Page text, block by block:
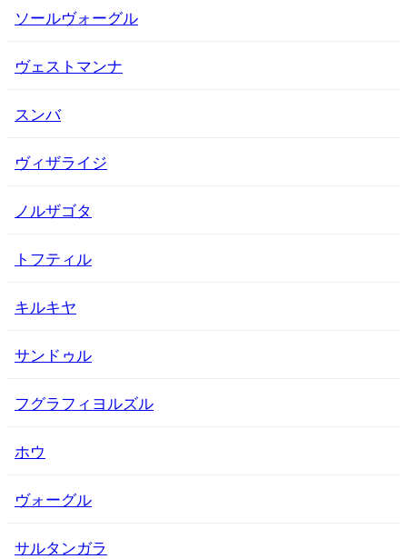
ソールヴォーグル
ヴェストマンナ
スンバ
ヴィザライジ
ノルザゴタ
トフティル
キルキヤ
サンドゥル
フグラフィヨルズル
ホウ
ヴォーグル
サルタンガラ